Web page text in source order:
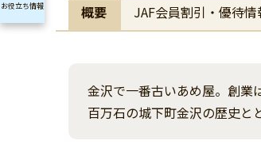
概要 JAF会員割引・優待情
金沢で一番古いあめ屋。創業
百万石の城下町金沢の歴史と
お役立ち情報